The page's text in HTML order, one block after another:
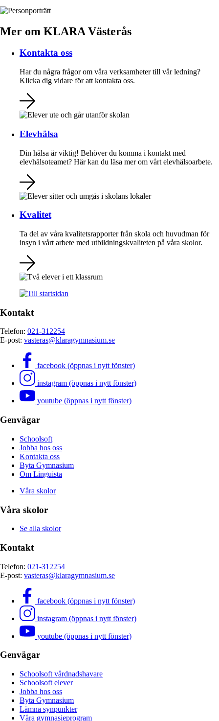
Mer om KLARA Västerås
Kontakta oss
Har du några frågor om våra verksamheter till vår ledning?
Klicka dig vidare för att kontakta oss.
Elevhälsa
Din hälsa är viktig! Behöver du komma i kontakt med
elevhälsoteamet? Här kan du läsa mer om vårt elevhälsoarbete.
Kvalitet
Ta del av våra kvalitetsrapporter från skola och huvudman för
insyn i vårt arbete med utbildningskvaliteten på våra skolor.
Kontakt
Telefon: 021-312254
E-post: vasteras@klaragymnasium.se
facebook (öppnas i nytt fönster)
instagram (öppnas i nytt fönster)
youtube (öppnas i nytt fönster)
Genvägar
Schoolsoft
Jobba hos oss
Kontakta oss
Byta Gymnasium
Om Linguista
Våra skolor
Våra skolor
Se alla skolor
Kontakt
Telefon: 021-312254
E-post: vasteras@klaragymnasium.se
facebook (öppnas i nytt fönster)
instagram (öppnas i nytt fönster)
youtube (öppnas i nytt fönster)
Genvägar
Schoolsoft vårdnadshavare
Schoolsoft elever
Jobba hos oss
Byta Gymnasium
Lämna synpunkter
Våra gymnasieprogram